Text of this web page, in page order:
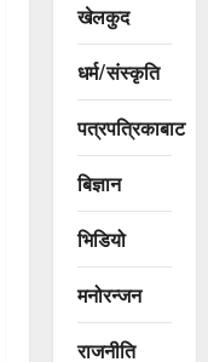
खेलकुद
धर्म/संस्कृति
पत्रपत्रिकाबाट
बिज्ञान
भिडियो
मनोरन्जन
राजनीति